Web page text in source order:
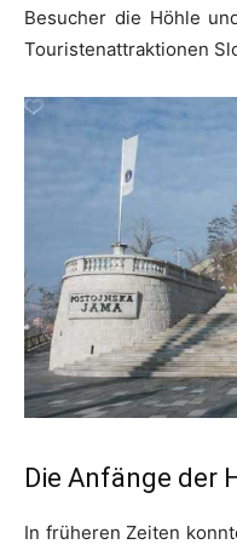
Besucher die Höhle
Touristenattraktionen
Die Anfänge der
In früheren Zeiten